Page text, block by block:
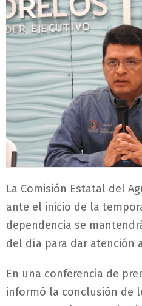
La Comisión Estatal del
ante el inicio de la
dependencia se
del día para dar atención
En una conferencia de
informó la conclusión de